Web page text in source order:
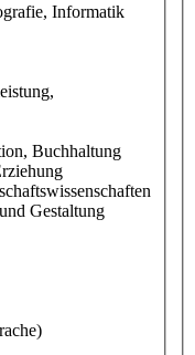
Informatik
Buchhaltung
Gestaltung